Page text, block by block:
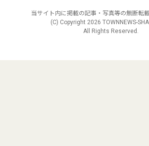
当サイト内に掲載の記事・写真等の無断転載
(C) Copyright 2026 TOWNNEWS-SHA
All Rights Reserved.